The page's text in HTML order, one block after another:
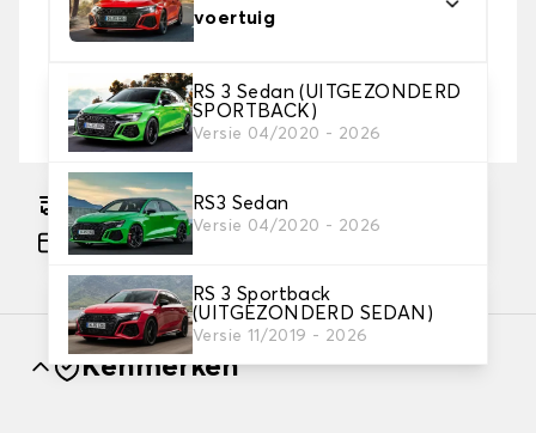
voertuig
RS 3 Sedan (UITGEZONDERD
SPORTBACK)
Versie 04/2020 - 2026
RS3 Sedan
Versie 04/2020 - 2026
RS 3 Sportback
(UITGEZONDERD SEDAN)
Versie 11/2019 - 2026
2. Beschermingsniveau
Kies de juiste beschermhoes voor uw behoeftes
Geschatte gratis levering naar 14-08-2026
Betaling in 3x gratis, vanaf €60 aankoop.
Kenmerken